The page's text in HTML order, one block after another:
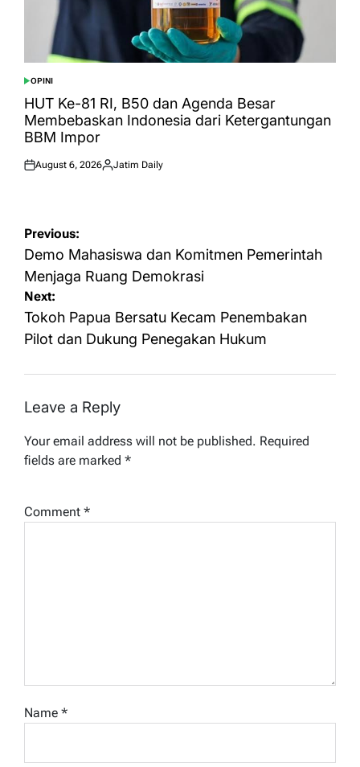
POSTED
IN
OPINI
HUT Ke-81 RI, B50 dan Agenda Besar
Membebaskan Indonesia dari Ketergantungan
BBM Impor
Posted
August 6, 2026
Posted
Jatim Daily
Post
navigation
Previous:
Demo Mahasiswa dan Komitmen Pemerintah
Menjaga Ruang Demokrasi
Next:
Tokoh Papua Bersatu Kecam Penembakan
Pilot dan Dukung Penegakan Hukum
Leave a Reply
Your email address will not be published. Required
fields are marked *
Comment *
Name *